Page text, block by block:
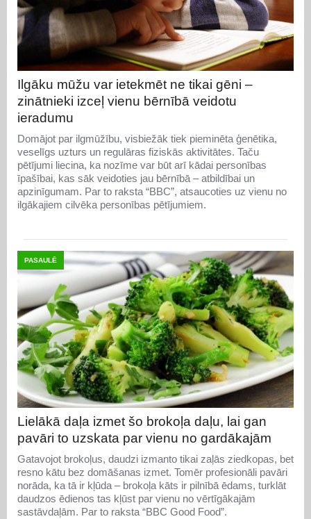
Ilgāku mūžu var ietekmēt ne tikai gēni –
zinātnieki izceļ vienu bērnībā veidotu
ieradumu
Domājot par ilgmūžību, visbiežāk tiek pieminēta ģenētika,
veselīgs uzturs un regulāras fiziskās aktivitātes. Taču
pētījumi liecina, ka nozīme var būt arī kādai personības
īpašībai, kas sāk veidoties jau bērnībā – atbildībai un
apzinīgumam. Par to raksta “BBC”, atsaucoties uz vienu no
ilgākajiem cilvēka personības pētījumiem.
PASAULĒ
Lielākā daļa izmet šo brokoļa daļu, lai gan
pavāri to uzskata par vienu no gardākajām
Gatavojot brokoļus, daudzi izmanto tikai zaļās ziedkopas, bet
resno kātu bez domāšanas izmet. Tomēr profesionāli pavāri
norāda, ka tā ir kļūda – brokoļa kāts ir pilnībā ēdams, turklāt
daudzos ēdienos tas kļūst par vienu no vērtīgākajām
sastāvdaļām. Par to raksta “BBC Good Food”.